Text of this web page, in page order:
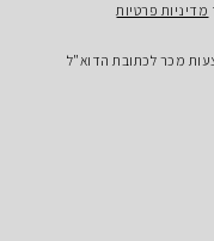
הדוא"ל